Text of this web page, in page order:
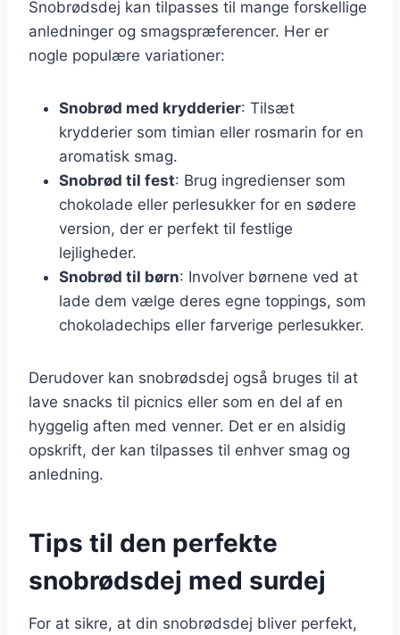
Snobrødsdej kan tilpasses til mange forskellige
anledninger og smagspræferencer. Her er
nogle populære variationer:
Snobrød med krydderier: Tilsæt
krydderier som timian eller rosmarin for en
aromatisk smag.
Snobrød til fest: Brug ingredienser som
chokolade eller perlesukker for en sødere
version, der er perfekt til festlige
lejligheder.
Snobrød til børn: Involver børnene ved at
lade dem vælge deres egne toppings, som
chokoladechips eller farverige perlesukker.
Derudover kan snobrødsdej også bruges til at
lave snacks til picnics eller som en del af en
hyggelig aften med venner. Det er en alsidig
opskrift, der kan tilpasses til enhver smag og
anledning.
Tips til den perfekte
snobrødsdej med surdej
For at sikre, at din snobrødsdej bliver perfekt,